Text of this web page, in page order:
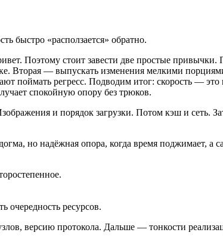
быстро «расползается» обратно.
Поэтому стоит завести две простые привычки.
Вторая — выпускать изменения мелкими
поймать регресс. Подводим итог: скорость — это
спокойную опору без трюков.
и порядок загрузки. Потом кэш и сеть.
но надёжная опора, когда время поджимает, а
очередность ресурсов.
версию протокола. Дальше — тонкости